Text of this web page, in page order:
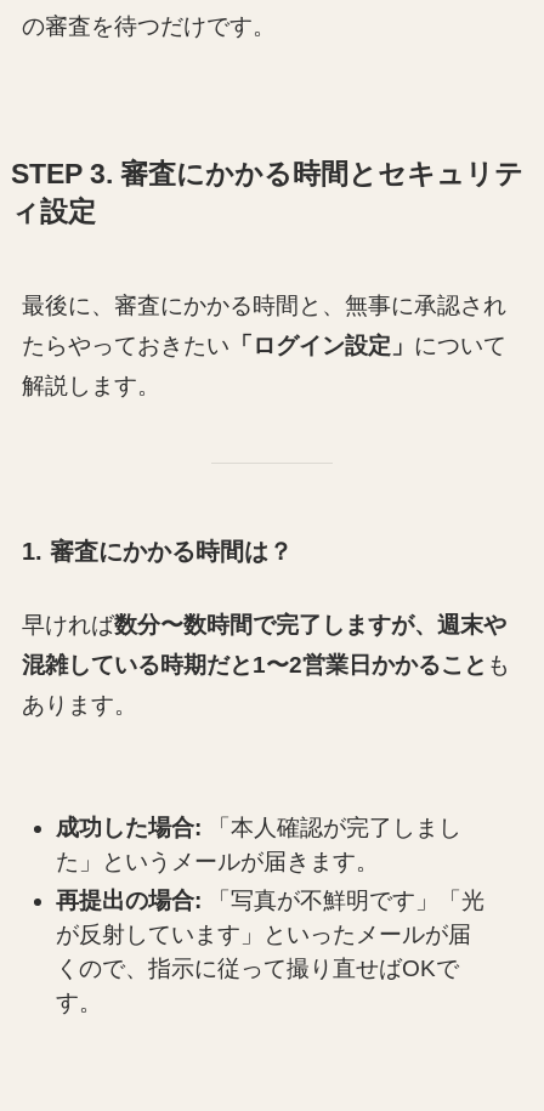
の審査を待つだけです。
STEP 3. 審査にかかる時間とセキュリテ
ィ設定
最後に、審査にかかる時間と、無事に承認され
たらやっておきたい 「 ログイン設定 」 について
解説します。
1. 審査にかかる時間は？
早ければ数分〜数時間で完了しますが、週末や
混雑している時期だと1〜2営業日かかること も
あります。
成功した場合: 「本人確認が完了しまし
た」というメールが届きます。
再提出の場合: 「写真が不鮮明です」「光
が反射しています」といったメールが届
くので、指示に従って撮り直せばOKで
す。